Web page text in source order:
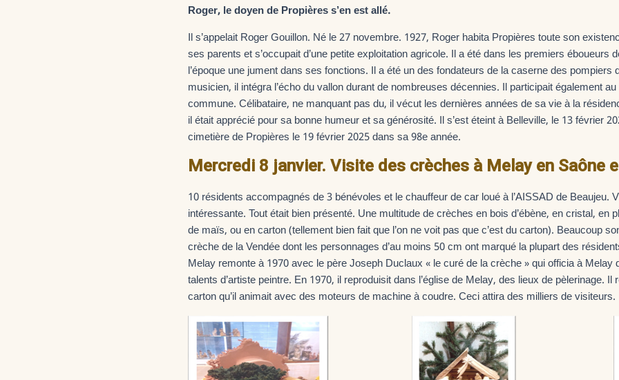
Roger, le doyen de Propières s’en est allé.
Il s’appelait Roger Gouillon. Né le 27 novembre. 1927, Roger habita Propières toute son
ses parents et s’occupait d’une petite exploitation agricole. Il a été dans les premiers éboueurs
l’époque une jument dans ses fonctions. Il a été un des fondateurs de la caserne des pompiers
musicien, il intégra l’écho du vallon durant de nombreuses décennies. Il participait également
commune. Célibataire, ne manquant pas du, il vécut les dernières années de sa vie à la
il était apprécié pour sa bonne humeur et sa générosité. Il s’est éteint à Belleville, le 13 février
cimetière de Propières le 19 février 2025 dans sa 98e année.
Mercredi 8 janvier. Visite des crèches à Melay en Saône
10 résidents accompagnés de 3 bénévoles et le chauffeur de car loué à l’AISSAD de Beaujeu.
intéressante. Tout était bien présenté. Une multitude de crèches en bois d’ébène, en cristal, en
de maïs, ou en carton (tellement bien fait que l’on ne voit pas que c’est du carton). Beaucoup
crèche de la Vendée dont les personnages d’au moins 50 cm ont marqué la plupart des
Melay remonte à 1970 avec le père Joseph Duclaux « le curé de la crèche » qui officia à Melay
talents d’artiste peintre. En 1970, il reproduisit dans l’église de Melay, des lieux de pèlerinage.
carton qu’il animait avec des moteurs de machine à coudre. Ceci attira des milliers de visiteurs.